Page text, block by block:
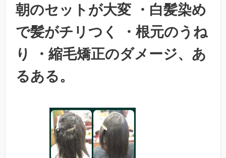
朝のセットが大変 ・白髪染め
で髪がチリつく ・根元のうね
り ・縮毛矯正のダメージ、あ
るある。